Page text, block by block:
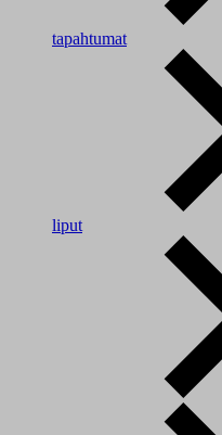
tapahtumat
liput